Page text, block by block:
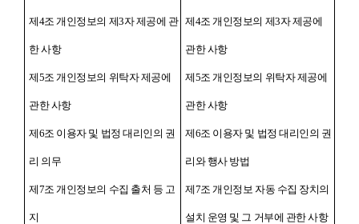
제4조 개인정보의 제3자 제공에 관
한 사항
제5조 개인정보의 위탁자 제공에
관한 사항
제6조 이용자 및 법정 대리인의 권
리 의무
제7조 개인정보의 수집 출처 등 고
지
제4조 개인정보의 제3자 제공에
관한 사항
제5조 개인정보의 위탁자 제공에
관한 사항
제6조 이용자 및 법정 대리인의 권
리와 행사 방법
제7조 개인정보 자동 수집 장치의
설치 운영 및 그 거부에 관한 사항